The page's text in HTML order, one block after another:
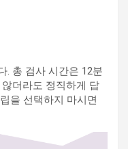
. 총 검사 시간은 12분
더라도 정직하게 답
을 선택하지 마시면